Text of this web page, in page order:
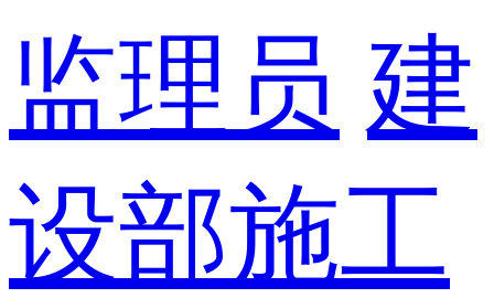
监理员 建
设部施工